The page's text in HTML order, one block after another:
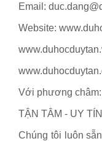
Email:
Website:
Với phương châm:
TẬN TÂM - UY
Chúng tôi luôn